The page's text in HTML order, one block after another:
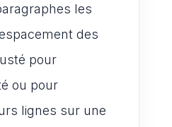
les
des
pour
ou pour
lignes sur une